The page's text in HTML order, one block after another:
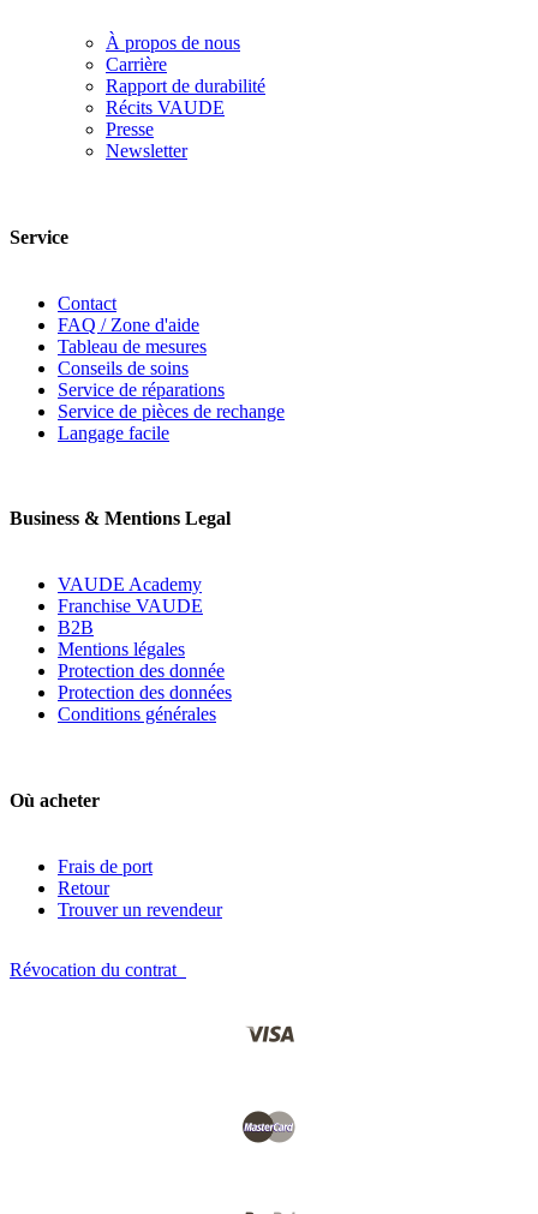
À propos de nous
Carrière
Rapport de durabilité
Récits VAUDE
Presse
Newsletter
Service
Contact
FAQ / Zone d'aide
Tableau de mesures
Conseils de soins
Service de réparations
Service de pièces de rechange
Langage facile
Business & Mentions Legal
VAUDE Academy
Franchise VAUDE
B2B
Mentions légales
Protection des donnée
Protection des données
Conditions générales
Où acheter
Frais de port
Retour
Trouver un revendeur
Révocation du contrat